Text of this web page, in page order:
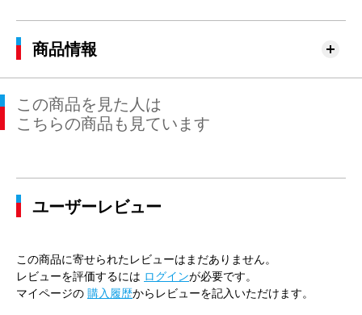
商品情報
この商品を見た人は
こちらの商品も見ています
ユーザーレビュー
この商品に寄せられたレビューはまだありません。
レビューを評価するには ログインが必要です。
マイページの 購入履歴からレビューを記入いただけます。